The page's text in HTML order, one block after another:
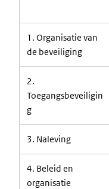
1. Organisatie van
de beveiliging
2.
Toegangsbeveiligin
g
3. Naleving
4. Beleid en
organisatie